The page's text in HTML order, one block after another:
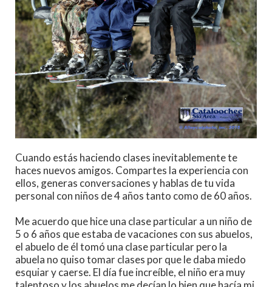
Cuando estás haciendo clases inevitablemente te
haces nuevos amigos. Compartes la experiencia con
ellos, generas conversaciones y hablas de tu vida
personal con niños de 4 años tanto como de 60 años.
Me acuerdo que hice una clase particular a un niño de
5 o 6 años que estaba de vacaciones con sus abuelos,
el abuelo de él tomó una clase particular pero la
abuela no quiso tomar clases por que le daba miedo
esquiar y caerse. El día fue increíble, el niño era muy